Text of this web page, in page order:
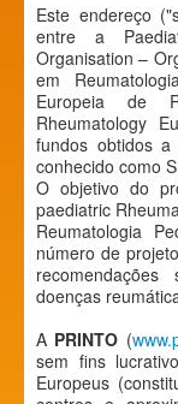
Este endereço
entre a
Organisation –
em
Europeia de
Rheumatology
fundos obtidos
conhecido como
O objetivo do
paediatric
Reumatologia
número de
doenças
A PRINTO (
sem fins
Europeus